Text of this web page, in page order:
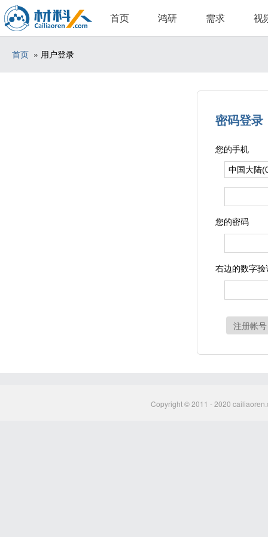
首页 鸿研 需求 视
首页 » 用户登录
密码登录
您的手机
您的密码
右边的数字验
注册帐号
Copyright © 2011 - 2020